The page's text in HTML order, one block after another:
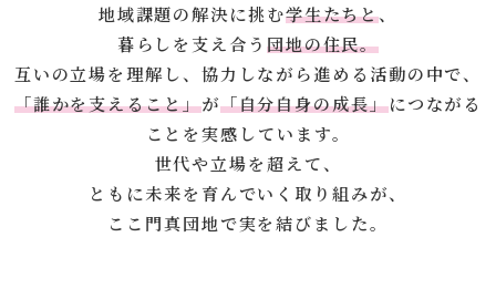
地域課題の解決に挑む学生たちと、
暮らしを支え合う 団地の住民。
互いの立場を理解し、 協力しながら進める活動の中で、
「誰かを支えること」が「自分自身の成長」につながる
ことを実感しています。
世代や立場を超えて、
ともに未来を育んでいく取り組みが、
ここ門真団地で実を結びました。